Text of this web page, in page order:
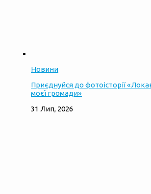
Новини
Приєднуйся до фотоісторії
моєї громади»
31 Лип, 2026